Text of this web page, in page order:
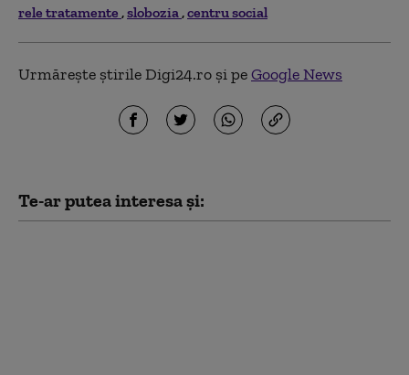
rele tratamente slobozia centru social
Urmărește știrile Digi24.ro și peGoogle News
Te-ar putea interesa și: